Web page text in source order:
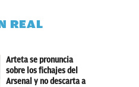
REAL
Arteta se pronuncia
sobre los fichajes del
Arsenal y no descarta a